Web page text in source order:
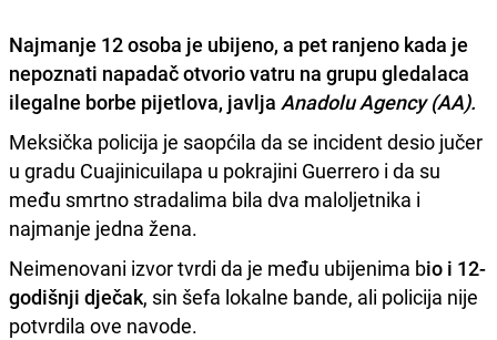
Najmanje 12 osoba je ubijeno, a pet ranjeno kada je
nepoznati napadač otvorio vatru na grupu gledalaca
ilegalne borbe pijetlova, javlja Anadolu Agency (AA).
Meksička policija je saopćila da se incident desio jučer
u gradu Cuajinicuilapa u pokrajini Guerrero i da su
među smrtno stradalima bila dva maloljetnika i
najmanje jedna žena.
Neimenovani izvor tvrdi da je među ubijenima bio i 12-
godišnji dječak, sin šefa lokalne bande, ali policija nije
potvrdila ove navode.